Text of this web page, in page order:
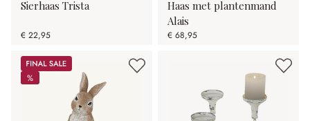
Sierhaas Trista
€ 22,95
Haas met plantenmand
Alais
€ 68,95
Sale
%
%